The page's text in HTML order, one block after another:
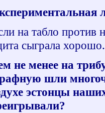
на табло против
сыграла хорошо.
не менее на
шли
эстонцы